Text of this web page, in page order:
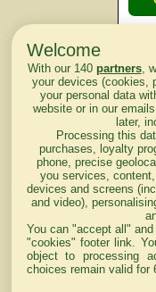
Welcome
With our 140 partners,
your devices (cookies,
your personal data
website or in our
later,
Processing this
purchases, loyalty
phone, precise
you services,
devices and screens
and video),
You can "accept all"
"cookies" footer link .
object to processing
choices remain valid for